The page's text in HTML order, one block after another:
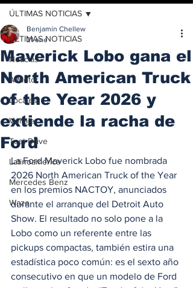
ÚLTIMAS NOTICIAS
Noticias
A Motor
Locales
Voltaje
Test Drive
Latinoamérica
Mercedes Benz
Waze
ÚLTIMAS NOTICIAS
Maverick Lobo gana el
North American Truck
of the Year 2026 y
extiende la racha de
Ford
Benjamín Chellew
21 ene
La Ford Maverick Lobo fue nombrada
2026 North American Truck of the Year
en los premios NACTOY, anunciados
durante el arranque del Detroit Auto
Show. El resultado no solo pone a la
Lobo como un referente entre las
pickups compactas, también estira una
estadística poco común: es el sexto año
consecutivo en que un modelo de Ford